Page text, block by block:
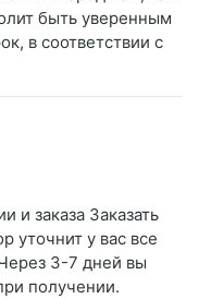
быть уверенным
в соответствии с
и заказа Заказать
уточнит у вас все
3-7 дней вы
получении.